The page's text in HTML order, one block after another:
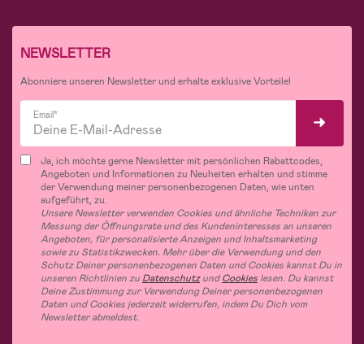
NEWSLETTER
Abonniere unseren Newsletter und erhalte exklusive Vorteile!
Email*
Ja, ich möchte gerne Newsletter mit persönlichen Rabattcodes,
Angeboten und Informationen zu Neuheiten erhalten und stimme
der Verwendung meiner personenbezogenen Daten, wie unten
aufgeführt, zu.
Unsere Newsletter verwenden Cookies und ähnliche Techniken zur
Messung der Öffnungsrate und des Kundeninteresses an unseren
Angeboten, für personalisierte Anzeigen und Inhaltsmarketing
sowie zu Statistikzwecken. Mehr über die Verwendung und den
Schutz Deiner personenbezogenen Daten und Cookies kannst Du in
unseren Richtlinien zu DatenschutzundCookies lesen. Du kannst
Deine Zustimmung zur Verwendung Deiner personenbezogenen
Daten und Cookies jederzeit widerrufen, indem Du Dich vom
Newsletter abmeldest.